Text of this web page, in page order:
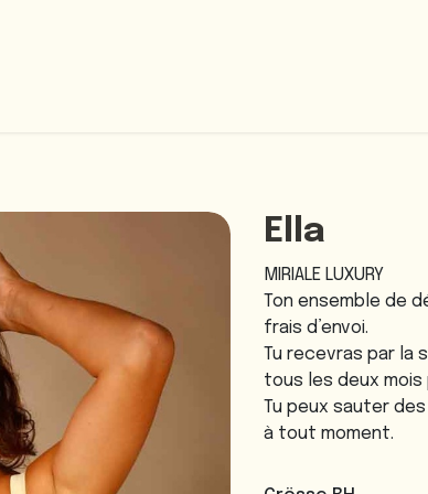
Ella
MIRIALE LUXURY
Ton ensemble de
frais d’envoi.
Tu recevras par la
tous les deux mois
Tu peux sauter
à tout moment.